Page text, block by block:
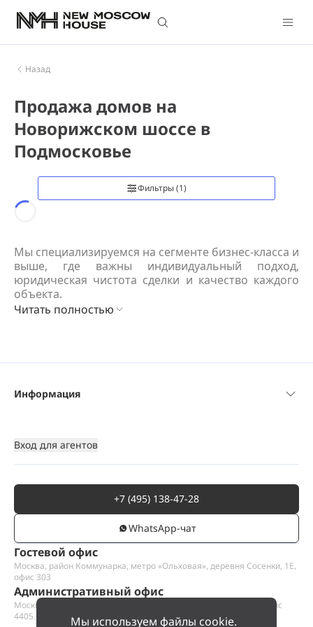
Назад
Мы используем файлы cookie.
Продажа домов на
Новорижском шоссе в
Подмосковье
Фильтры (1)
Loading...
Мы специализируемся на сегменте бизнес-класса и
выше, где важны индивидуальный подход,
юридическая чистота сделки и качество каждого
объекта.
Читать полностью
Гостевой офис
Москва, район Коммунарка, метро «Ольховая», деревня Сосенки, 1Е,
офис 303
Административный офис
Москва, Пресненская набережная 12, Москва-сити, этаж 44, офис
4405.1
+7 (495) 138-47-28
WhatsАpp-чат
Информация
Вход для агентов